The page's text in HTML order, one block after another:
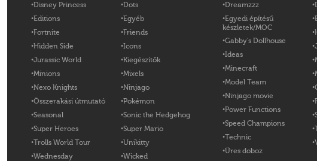
Disney Princess
Editions
Fortnite
Hidden Side
Jurassic World
Minions
Nexo Knights
Összerakási útmutató
Seasonal
Super Heroes
Trolls World Tour
Wednesday
Dots
Egyéb
Friends
Icons
Kiegészítők
Mixels
Ninjago
Pokémon
Sonic the Hedgehog
Super Mario
Unikitty
Wicked
Dreamzzz
Egyedi építésű
készletek/MOC
Gabby's Dollhouse
Ideas
Minecraft
Model Team
Ninjago movie
Power Functions
Speed Champions
Technic
Üres doboz